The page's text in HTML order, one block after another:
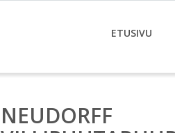
ETUSIVU
NEUDORFF